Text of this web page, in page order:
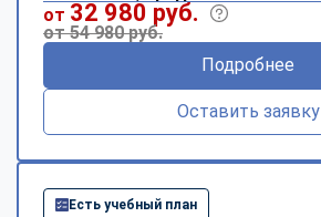
от 32 980 руб.
от 54 980 руб.
Подробнее
Оставить заявку
Есть учебный план